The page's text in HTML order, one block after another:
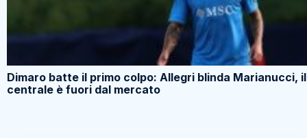
Dimaro batte il primo colpo: Allegri blinda Marianucci, il
centrale è fuori dal mercato